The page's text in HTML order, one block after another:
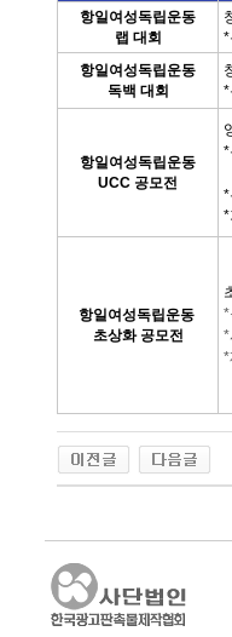
항일여성독립운동
랩 대회​
*
항일여성독립운동
독백 대회​
*
항일여성독립운동
UCC 공모전
*
*
*
항일여성독립운동
초상화 공모전
*
*
*